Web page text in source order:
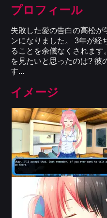
プロフィール
失敗した愛の告白の高松が
ンになりました。 3年が経
ることを余儀なくされま
を見たいと思ったのは? 彼
す...
イメージ